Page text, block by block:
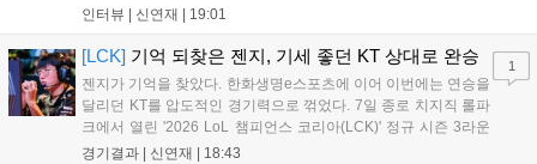
를 벌리며 25분 만에 승리하면서 말 그대로 압도적인 경기력을 선
하며 POM에 선정됐...
인터뷰 | 신연재 19:01
[LCK] 기억 되찾은 젠지, 기세 좋던 KT 상대로 완승
젠지가 기억을 찾았다. 한화생명e스포츠에 이어 이번에는 연승을
달리던 KT를 압도적인 경기력으로 꺾었다. 7일 종로 치지직 롤파
크에서 열린 '2026 LoL 챔피언스 코리아(LCK)' 정규 시즌 3라운
드 레전드 그룹, kt 롤스터와 젠지 e스포츠의 대결에서 젠지가 압
경기결과 | 신연재 18:43
1